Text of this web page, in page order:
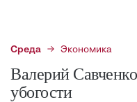
Среда Экономика
Валерий
убогости